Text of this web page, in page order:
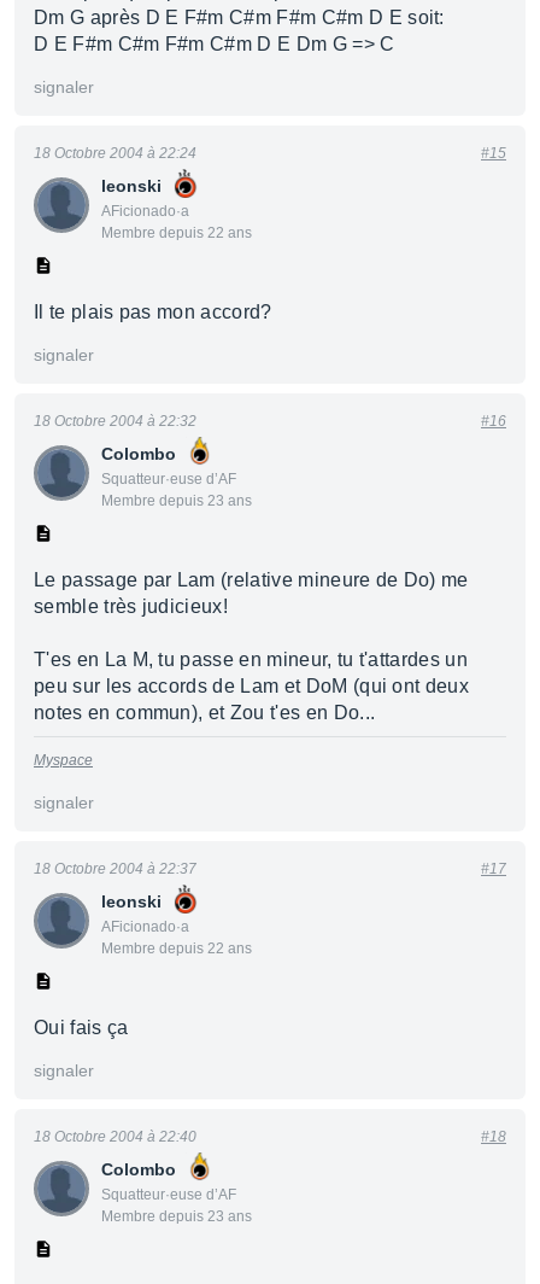
Dm G après D E F#m C#m F#m C#m D E soit:
D E F#m C#m F#m C#m D E Dm G => C
signaler
leonski
AFicionado·a
Membre depuis 22 ans
18 Octobre 2004 à 22:24 #15
Il te plais pas mon accord?
signaler
Colombo
Squatteur·euse d’AF
Membre depuis 23 ans
18 Octobre 2004 à 22:32 #16
Le passage par Lam (relative mineure de Do) me
semble très judicieux!
T'es en La M, tu passe en mineur, tu t'attardes un
peu sur les accords de Lam et DoM (qui ont deux
notes en commun), et Zou t'es en Do...
Myspace
signaler
leonski
AFicionado·a
Membre depuis 22 ans
18 Octobre 2004 à 22:37 #17
Oui fais ça
signaler
Colombo
Squatteur·euse d’AF
Membre depuis 23 ans
18 Octobre 2004 à 22:40 #18